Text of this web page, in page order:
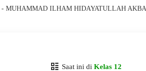
- MUHAMMAD ILHAM HIDAYATULLAH
Saat ini di Kelas 12